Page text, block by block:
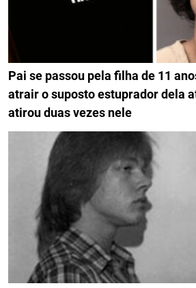
Pai se passou pela filha de 11
atrair o suposto estuprador dela
atirou duas vezes nele